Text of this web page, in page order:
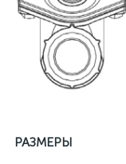
РАЗМЕРЫ